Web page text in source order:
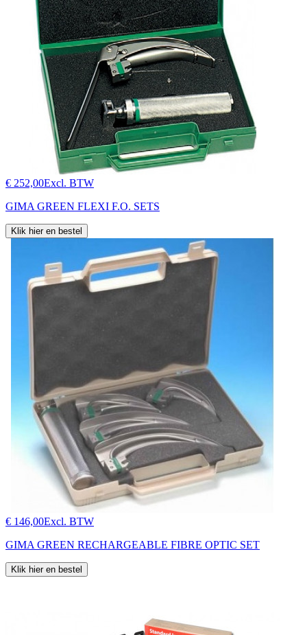
€ 252,00Excl. BTW
GIMA GREEN FLEXI F.O. SETS
Klik hier en bestel
€ 146,00Excl. BTW
GIMA GREEN RECHARGEABLE FIBRE OPTIC SET
Klik hier en bestel